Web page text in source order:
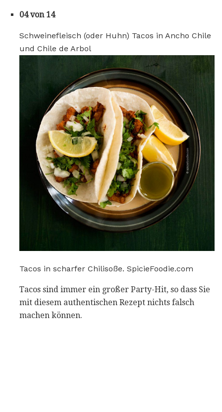
04 von 14
Schweinefleisch (oder Huhn) Tacos in Ancho Chile
und Chile de Arbol
Tacos in scharfer Chilisoße. SpicieFoodie.com
Tacos sind immer ein großer Party-Hit, so dass Sie
mit diesem authentischen Rezept nichts falsch
machen können.